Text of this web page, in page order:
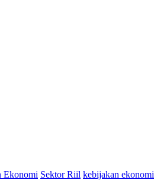
Ekonomi Sektor Riil kebijakan ekonomi